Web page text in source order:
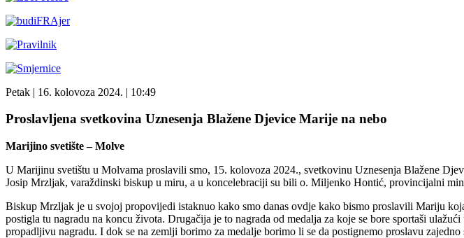
Petak | 16. kolovoza 2024. | 10:49
Proslavljena svetkovina Uznesenja Blažene Djevice Marije na nebo
Marijino svetište – Molve
U Marijinu svetištu u Molvama proslavili smo, 15. kolovoza 2024., svetkovinu Uznesenja Blažene
Josip Mrzljak, varaždinski biskup u miru, a u koncelebraciji su bili o. Miljenko Hontić, provincijalni
Biskup Mrzljak je u svojoj propovijedi istaknuo kako smo danas ovdje kako bismo proslavili Mariju
postigla tu nagradu na koncu života. Drugačija je to nagrada od medalja za koje se bore sportaši
propadljivu nagradu. I dok se na zemlji borimo za medalje borimo li se da postignemo proslavu